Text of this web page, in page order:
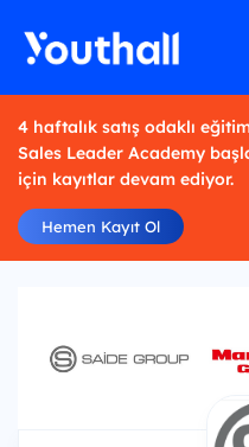
4 haftalık satış odaklı
Sales Leader Academy
için kayıtlar devam ediyor.
Hemen Kayıt Ol